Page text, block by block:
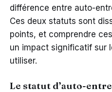
différence entre auto-
Ces deux statuts sont
points, et comprendre
un impact significatif sur
utiliser.
Le statut d’auto-